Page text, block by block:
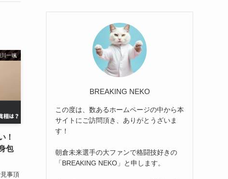
一颯
！
包
事頂
BREAKING NEKO
この度は、数あるホームページの中から本
サイトにご訪問頂き、ありがとうざいま
す！
朝倉未来選手の大ファンで格闘技好きの
「BREAKING NEKO」と申します。